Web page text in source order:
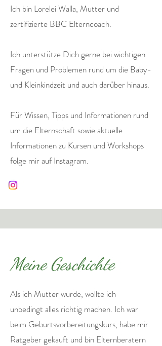
Ich bin Lorelei Walla, Mutter und
zertifizierte BBC Elterncoach.
Ich unterstütze Dich gerne bei wichtigen
Fragen und Problemen rund um die Baby-
und Kleinkindzeit und auch darüber hinaus.
Für Wissen, Tipps und Informationen rund
um die Elternschaft sowie aktuelle
Informationen zu Kursen und Workshops
folge mir auf Instagram.
Meine Geschichte
Als ich Mutter wurde, wollte ich
unbedingt alles richtig machen. Ich war
beim Geburtsvorbereitungskurs, habe mir
Ratgeber gekauft und bin Elternberatern